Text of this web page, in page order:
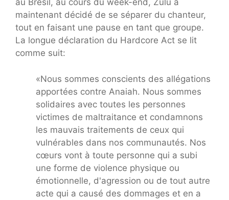
au Brésil, au cours du week-end, Zulu a
maintenant décidé de se séparer du chanteur,
tout en faisant une pause en tant que groupe.
La longue déclaration du Hardcore Act se lit
comme suit:
«Nous sommes conscients des allégations
apportées contre Anaiah. Nous sommes
solidaires avec toutes les personnes
victimes de maltraitance et condamnons
les mauvais traitements de ceux qui
vulnérables dans nos communautés. Nos
cœurs vont à toute personne qui a subi
une forme de violence physique ou
émotionnelle, d'agression ou de tout autre
acte qui a causé des dommages et en a